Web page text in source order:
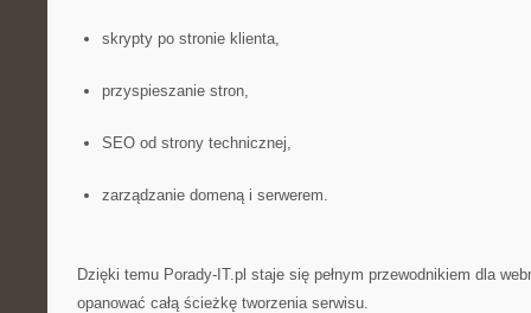
skrypty po stronie klienta,
przyspieszanie stron,
SEO od strony technicznej,
zarządzanie domeną i serwerem.
Dzięki temu Porady-IT.pl staje się pełnym przewodnikiem dla
opanować całą ścieżkę tworzenia serwisu.